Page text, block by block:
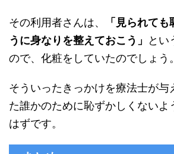
その利用者さんは、
「見られて
うに身なりを整えておこう」
とい
ので、化粧をしていたのでしょう。
そういったきっかけを療法士が与
た誰かのために恥ずかしくないよ
はずです。